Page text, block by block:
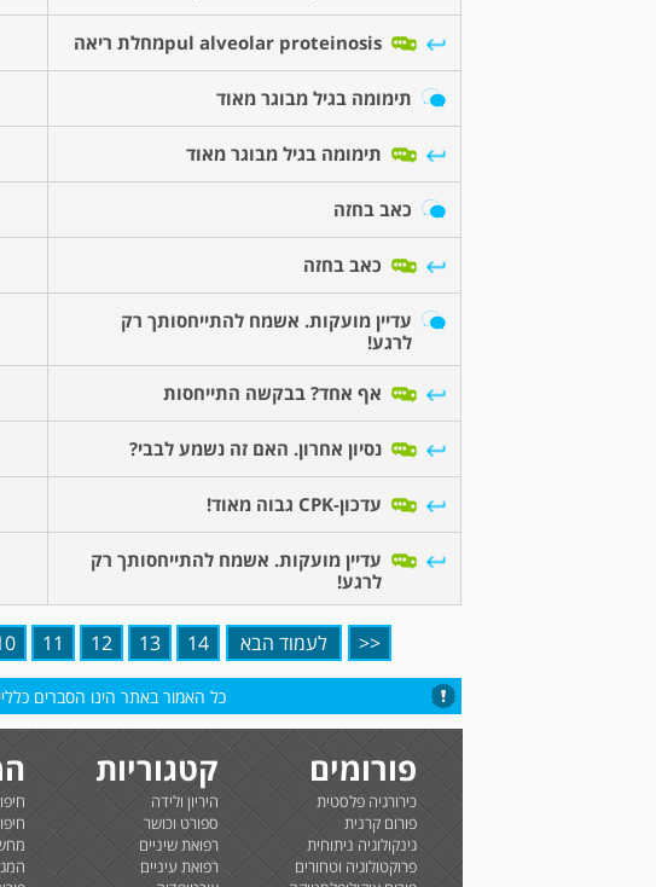
pul alveolar proteinosisמחלת ריאה
תימומה בגיל מבוגר מאוד
תימומה בגיל מבוגר מאוד
כאב בחזה
כאב בחזה
עדיין מועקות. אשמח להתייחסותך רק
לרגע!
אף אחד? בבקשה התייחסות
נסיון אחרון. האם זה נשמע לבבי?
עדכון-CPK גבוה מאוד!
עדיין מועקות. אשמח להתייחסותך רק
לרגע!
<< לעמוד הבא 11 12 13 14
כל האמור באתר הינו הסברים
פורומים
כירורגיה פלסטית
פורום קרנית
גינקולוגיה ניתוחית
פרוקטולוגיה וטחורים
קטגוריות
היריון ולידה
ספורט וכושר
רפואת שיניים
רפואת עיניים